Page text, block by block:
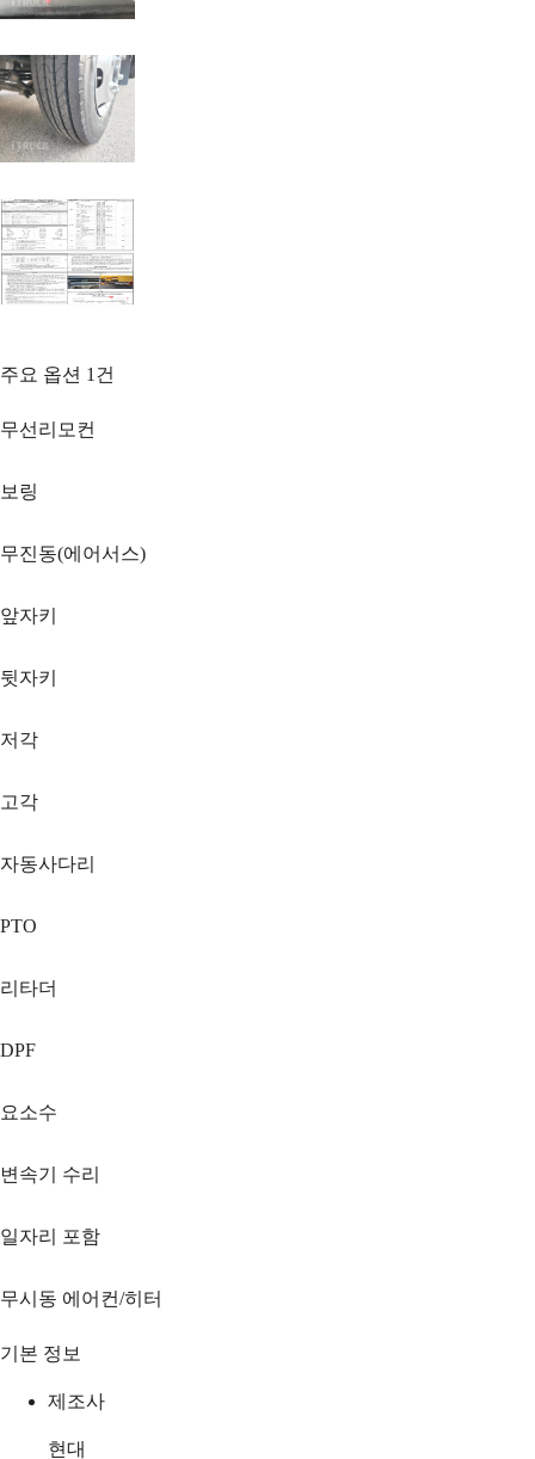
주요 옵션 1 건
무선리모컨
보링
무진동(에어서스)
앞자키
뒷자키
저각
고각
자동사다리
PTO
리타더
DPF
요소수
변속기 수리
일자리 포함
무시동 에어컨/히터
기본 정보
제조사
현대